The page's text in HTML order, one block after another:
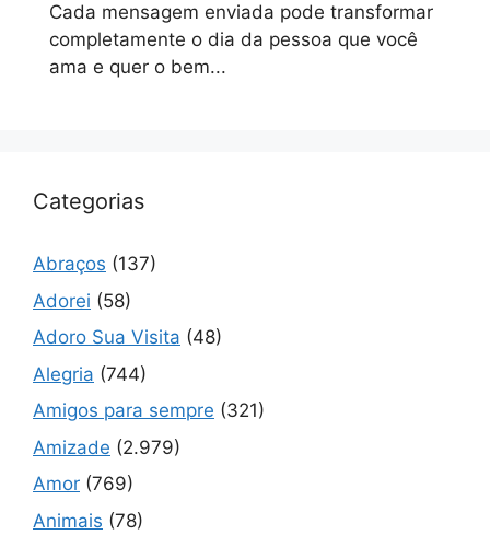
Cada mensagem enviada pode transformar
completamente o dia da pessoa que você
ama e quer o bem...
Categorias
Abraços (137)
Adorei (58)
Adoro Sua Visita (48)
Alegria (744)
Amigos para sempre (321)
Amizade (2.979)
Amor (769)
Animais (78)